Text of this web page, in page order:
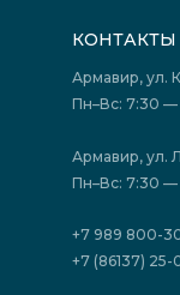
Лицензии
Политика
Акции
Акции
Отзывы
КОНТАКТЫ
Армавир, ул.
Пн–Вс: 7:30
Армавир, ул.
Пн–Вс: 7:30
+7 989 800-
+7 (86137) 25-